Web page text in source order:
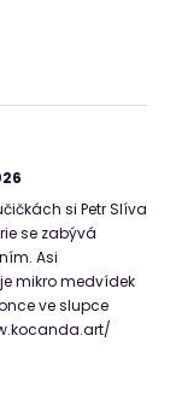
si Petr Slíva
se zabývá
Asi
mikro medvídek
ve slupce